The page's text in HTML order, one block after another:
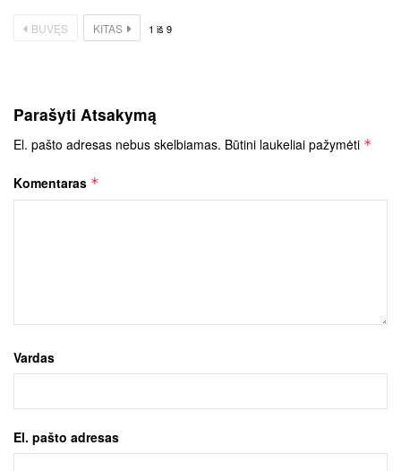
BUVĘS KITAS 1 iš 9
Parašyti Atsakymą
El. pašto adresas nebus skelbiamas. Būtini laukeliai pažymėti *
Komentaras *
Vardas
El. pašto adresas